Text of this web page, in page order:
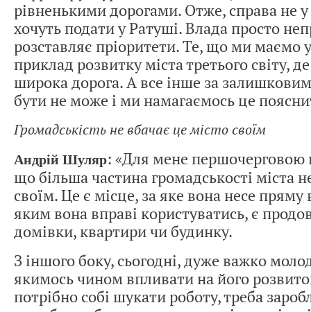
рівненькими дорогами. Отже, справа не
хочуть подати у Ратуші. Влада просто
розставляє пріоритети. Те, що ми маємо
приклад розвитку міста третього світу,
широка дорога. А все інше за
бути не може і ми намагаємось це
Громадськість не вбачає це місто своїм
Андрій Шуляр: «Для мене першочерговою
що більша частина громадськості міста
своїм. Це є місце, за яке вона несе пряму
яким вона вправі користуватись, є
домівки, квартири чи будинку.
З іншого боку, сьогодні, дуже важко
якимось чином впливати на його
потрібно собі шукати роботу, треба